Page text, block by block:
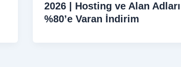
2026 | Hosting ve Alan
%80’e Varan İndirim